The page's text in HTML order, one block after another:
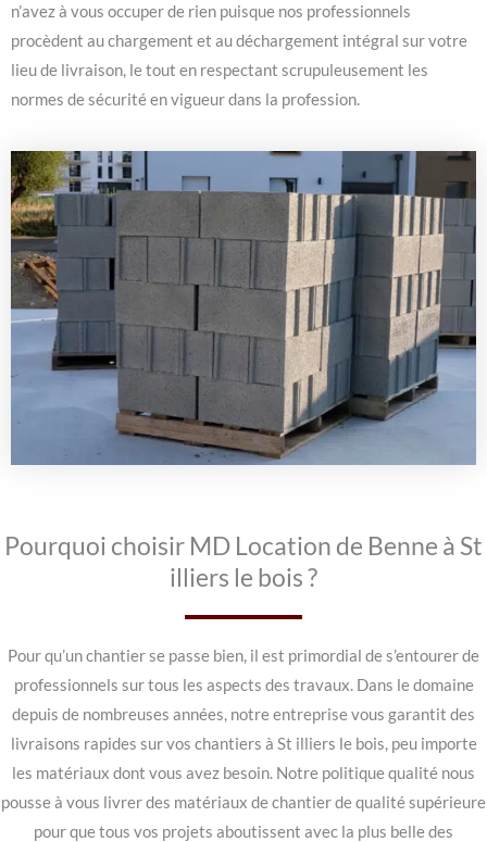
n’avez à vous occuper de rien puisque nos professionnels
procèdent au chargement et au déchargement intégral sur votre
lieu de livraison, le tout en respectant scrupuleusement les
normes de sécurité en vigueur dans la profession.
Pourquoi choisir MD Location de Benne à St
illiers le bois ?
Pour qu’un chantier se passe bien, il est primordial de s’entourer de
professionnels sur tous les aspects des travaux. Dans le domaine
depuis de nombreuses années, notre entreprise vous garantit des
livraisons rapides sur vos chantiers à St illiers le bois, peu importe
les matériaux dont vous avez besoin. Notre politique qualité nous
pousse à vous livrer des matériaux de chantier de qualité supérieure
pour que tous vos projets aboutissent avec la plus belle des